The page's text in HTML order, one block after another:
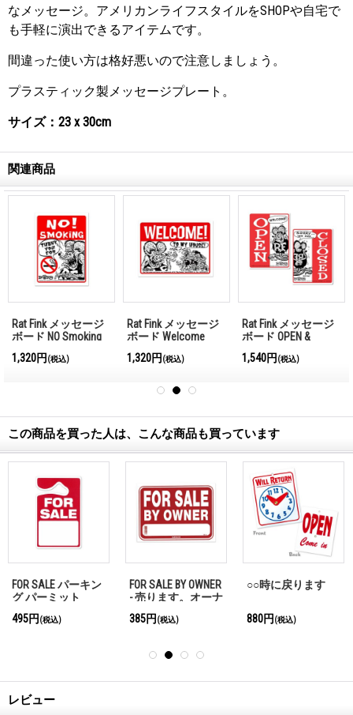
なメッセージ。アメリカンライフスタイルをSHOPや自宅で
も手軽に演出できるアイテムです。
間違った使い方は格好悪いので注意しましょう。
プラスティック製メッセージプレート。
サイズ：23 x 30cm
関連商品
Rat Fink メッセージ
ボード NO Smoking
1,320円 (税込)
Rat Fink メッセージ
ボード Welcome
1,320円 (税込)
Rat Fink メッセージ
ボード OPEN &
1,540円 (税込)
この商品を買った人は、こんな商品も買っています
FOR SALE パーキン
グ パーミット
495円 (税込)
FOR SALE BY OWNER
- 売ります。オーナ
385円 (税込)
○○時に戻ります
880円 (税込)
レビュー